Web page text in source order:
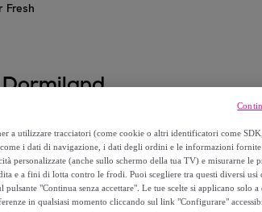
Fresh
Dormiland
52,90 €
380,00 €
a utilizzare tracciatori (come cookie o altri identificatori come
i dati di navigazione, i dati degli ordini e le informazioni
personalizzate (anche sullo schermo della tua TV) e misurarne le
e a fini di lotta contro le frodi. Puoi scegliere tra questi diversi usi
"Continua senza accettare". Le tue scelte si applicano solo a
in qualsiasi momento cliccando sul link "Configurare"